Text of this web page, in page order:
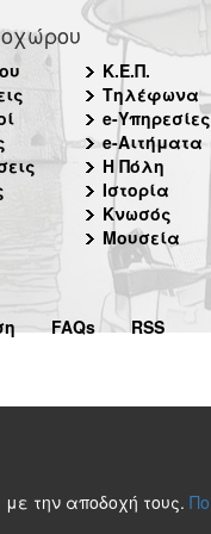
Κ.Ε.Π.
Τηλέφωνα
e-Υπηρεσίες
e-Αιτήματα
Η Πόλη
Ιστορία
Κνωσός
Μουσεία
FAQs RSS
την αποδοχή τους.